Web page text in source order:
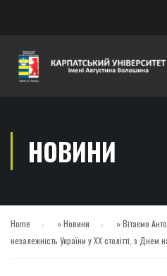
НОВИНИ
Home »Новини »Вітаємо
незалежність України у ХХ столітті, з Днем